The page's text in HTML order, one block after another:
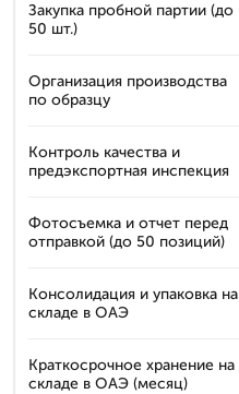
Закупка пробной партии (до
50 шт.)
Организация производства
по образцу
Контроль качества и
предэкспортная инспекция
Фотосъемка и отчет перед
отправкой (до 50 позиций)
Консолидация и упаковка на
складе в ОАЭ
Краткосрочное хранение на
складе в ОАЭ (месяц)